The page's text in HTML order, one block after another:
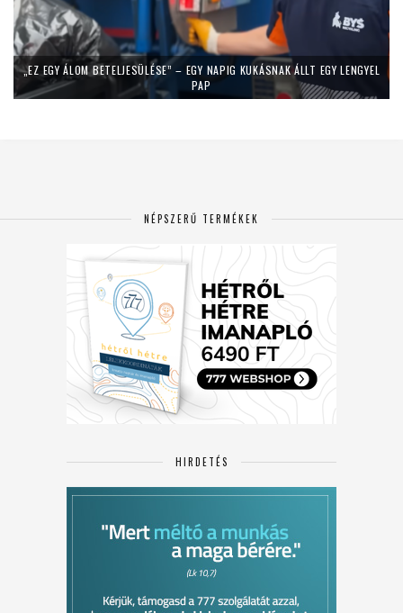
„EZ EGY ÁLOM BETELJESÜLÉSE” – EGY NAPIG KUKÁSNAK ÁLLT EGY LENGYEL
PAP
NÉPSZERŰ TERMÉKEK
HIRDETÉS